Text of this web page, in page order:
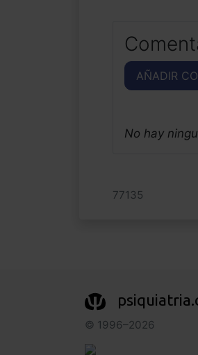
AÑADIR
No hay
77135
© 1996–2026